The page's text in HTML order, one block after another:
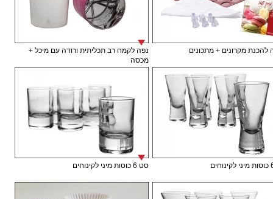
להכנת מקרונים + מתכונים
נפה לקמח רב תכליתית ורודה עם מיכל +
מכסה
סט 6 כוסות מיני לקינוחים